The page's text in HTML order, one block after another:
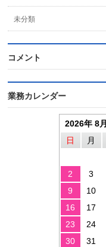
未分類
コメント
業務カレンダー
2026年 8月
日
月
2
3
9
10
16
17
23
24
30
31